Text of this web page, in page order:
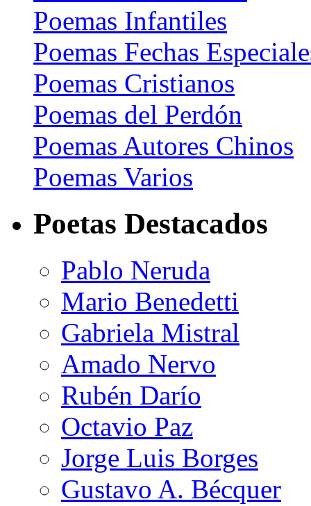
Poemas Infantiles
Poemas Fechas
Poemas Cristianos
Poemas del Perdón
Poemas Autores Chinos
Poemas Varios
Poetas Destacados
Pablo Neruda
Mario Benedetti
Gabriela Mistral
Amado Nervo
Rubén Darío
Octavio Paz
Jorge Luis Borges
Gustavo A. Bécquer